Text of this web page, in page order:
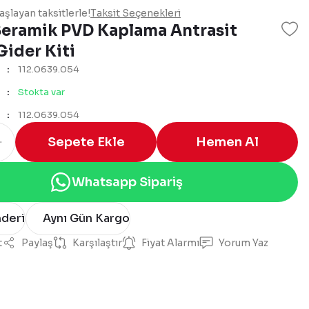
PVD Kaplama Antrasit
Kiti
taksitlerle!Taksit Seçenekleri
112.0639.054
Stokta var
112.0639.054
Sepete Ekle Hemen Al
Whatsapp Sipariş
Aynı Gün Kargo
Paylaş Karşılaştır Fiyat Alarmı Yorum Yaz